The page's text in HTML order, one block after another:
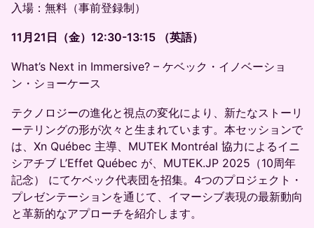
入場：無料（事前登録制）
11月21日（金）12:30-13:15 （英語）
What’s Next in Immersive? – ケベック・イノベーショ
ン・ショーケース
テクノロジーの進化と視点の変化により、新たなストーリ
ーテリングの形が次々と生まれています。本セッションで
は、Xn Québec 主導、MUTEK Montréal 協力によるイニ
シアチブ L’Effet Québec が、MUTEK.JP 2025（10周年
記念） にてケベック代表団を招集。4つのプロジェクト・
プレゼンテーションを通じて、イマーシブ表現の最新動向
と革新的なアプローチを紹介します。